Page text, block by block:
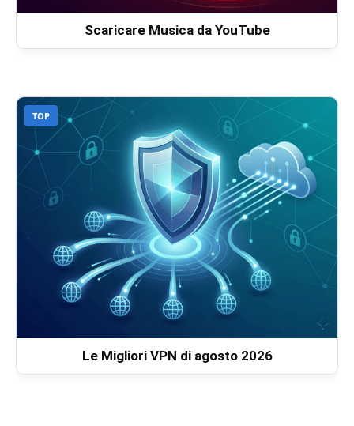
Scaricare Musica da YouTube
TOP
Le Migliori VPN di agosto 2026